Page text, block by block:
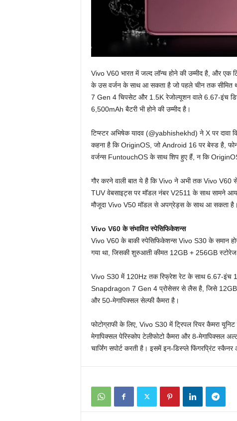
Vivo V60 भारत में जल्द लॉन्च होने की उम्मीद है, और एक
के उस वर्जन के साथ आ सकता है जो पहले चीन तक सीमित
7 Gen 4 चिपसेट और 1.5K रेजोल्यूशन वाले 6.67-इंच
6,500mAh बैटरी भी होने की उम्मीद है।
टिप्स्टर अभिषेक यादव (@yabhishekhd) ने X पर दावा
कहना है कि OriginOS, जो Android 16 पर बेस्ड है,
वर्जन्स FuntouchOS के साथ शिप हुए हैं, न कि
गौर करने वाली बात ये है कि Vivo ने अभी तक Vivo V60
TUV वेबसाइट्स पर मॉडल नंबर V2511 के साथ सामने आया
मौजूदा Vivo V50 मॉडल से अपग्रेड्स के साथ आ सकता है।
Vivo V60 के संभावित स्पेसिफिकेशन्स
Vivo V60 के बाकी स्पेसिफिकेशन्स Vivo S30 के समान
गया था, जिसकी शुरुआती कीमत 12GB + 256GB
Vivo S30 में 120Hz तक रिफ्रेश रेट के साथ 6.67-इंच
Snapdragon 7 Gen 4 प्रोसेसर से लैस है, जिसे
और 50-मेगापिक्सल सेल्फी कैमरा है।
फोटोग्राफी के लिए, Vivo S30 में ट्रिपल रियर कैमरा
मेगापिक्सल पेरिस्कोप टेलीफोटो कैमरा और 8-मेगापिक्सल
चार्जिंग सपोर्ट करती है। इसमें इन-डिस्प्ले फिंगरप्रिंट